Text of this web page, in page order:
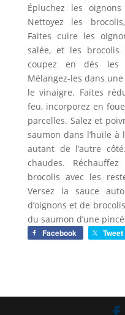
Épluchez les
Nettoyez les
Faites cuire les
salée, et les brocolis
coupez en dés les
Mélangez-les dans
le vinaigre. Faites
feu, incorporez en
parcelles. Salez et
saumon dans l’huile
autant de l’autre
chaudes.
brocolis avec les
Versez la sauce
d’oignons et de
du saumon d’une
Facebook Tweet